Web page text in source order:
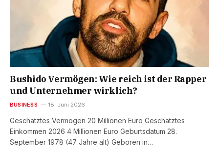
Bushido Vermögen: Wie reich ist der Rapper
und Unternehmer wirklich?
BUSINESS 18. Juni 2026
Geschätztes Vermögen 20 Millionen Euro Geschätztes
Einkommen 2026 4 Millionen Euro Geburtsdatum 28.
September 1978 (47 Jahre alt) Geboren in…